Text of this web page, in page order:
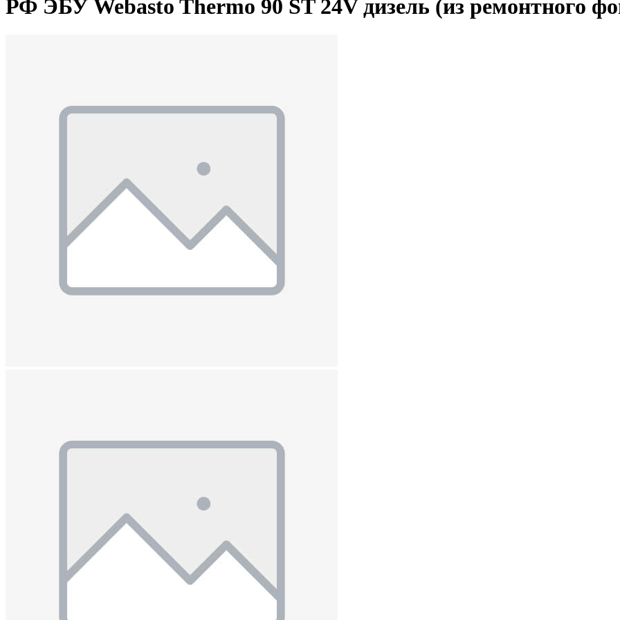
РФ ЭБУ Webasto Thermo 90 ST 24V дизель (из ремонтного